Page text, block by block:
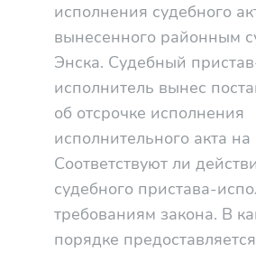
исполнения судебного
вынесенного районным
Энска. Судебный
исполнитель вынес
об отсрочке исполнения
исполнительного акта
Соответствуют ли
судебного пристава-
требованиям закона. В
порядке